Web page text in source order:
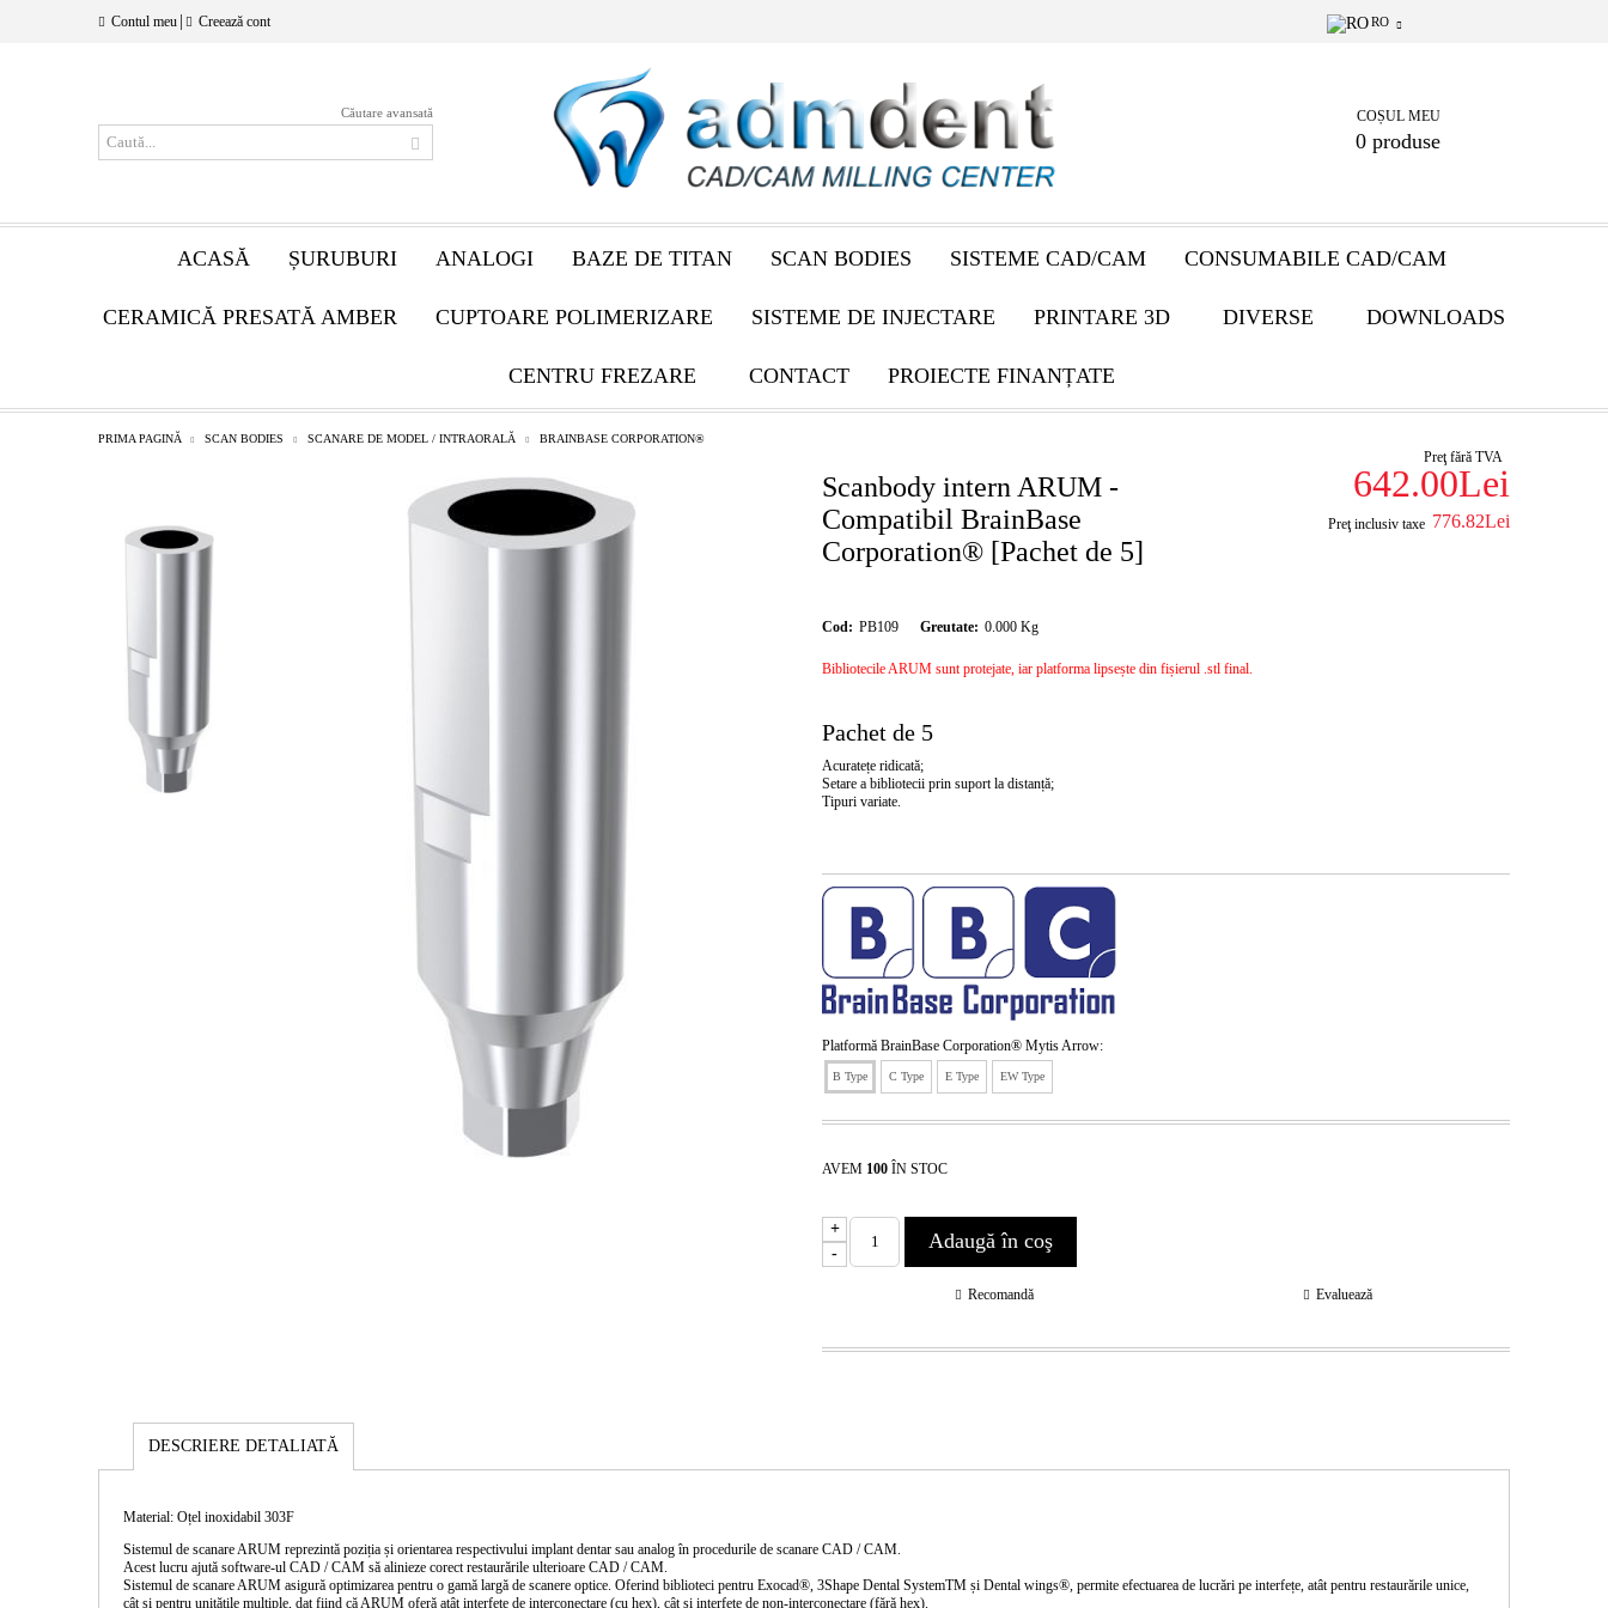
Contul meu Creează cont RO
Căutare avansată COȘUL MEU
0 produse
ACASĂ ȘURUBURI ANALOGI BAZE DE TITAN SCAN BODIES SISTEME CAD/CAM CONSUMABILE CAD/CAM
CERAMICĂ PRESATĂ AMBER CUPTOARE POLIMERIZARE SISTEME DE INJECTARE PRINTARE 3D DIVERSE DOWNLOADS
CENTRU FREZARE CONTACT PROIECTE FINANȚATE
PRIMA PAGINĂ SCAN BODIES SCANARE DE MODEL / INTRAORALĂ BRAINBASE CORPORATION®
Scanbody intern ARUM -
Compatibil BrainBase
Corporation® [Pachet de 5]
Preţ fără TVA
642.00Lei
Preţ inclusiv taxe 776.82Lei
Cod: PB109 Greutate: 0.000 Kg
Bibliotecile ARUM sunt protejate, iar platforma lipsește din fișierul .stl final.
Pachet de 5
Acuratețe ridicată;
Setare a bibliotecii prin suport la distanță;
Tipuri variate.
Platformă BrainBase Corporation® Mytis Arrow:
B Type C Type E Type EW Type
AVEM 100 ÎN STOC
+
-
Recomandă Evaluează
DESCRIERE DETALIATĂ
Material: Oțel inoxidabil 303F
Sistemul de scanare ARUM reprezintă poziția și orientarea respectivului implant dentar sau analog în procedurile de scanare CAD / CAM.
Acest lucru ajută software-ul CAD / CAM să alinieze corect restaurările ulterioare CAD / CAM.
Sistemul de scanare ARUM asigură optimizarea pentru o gamă largă de scanere optice. Oferind biblioteci pentru Exocad®, 3Shape Dental SystemTM și Dental wings®, permite efectuarea de lucrări pe interfețe, atât pentru restaurările unice,
cât și pentru unitățile multiple, dat fiind că ARUM oferă atât interfețe de interconectare (cu hex), cât și interfețe de non-interconectare (fără hex).